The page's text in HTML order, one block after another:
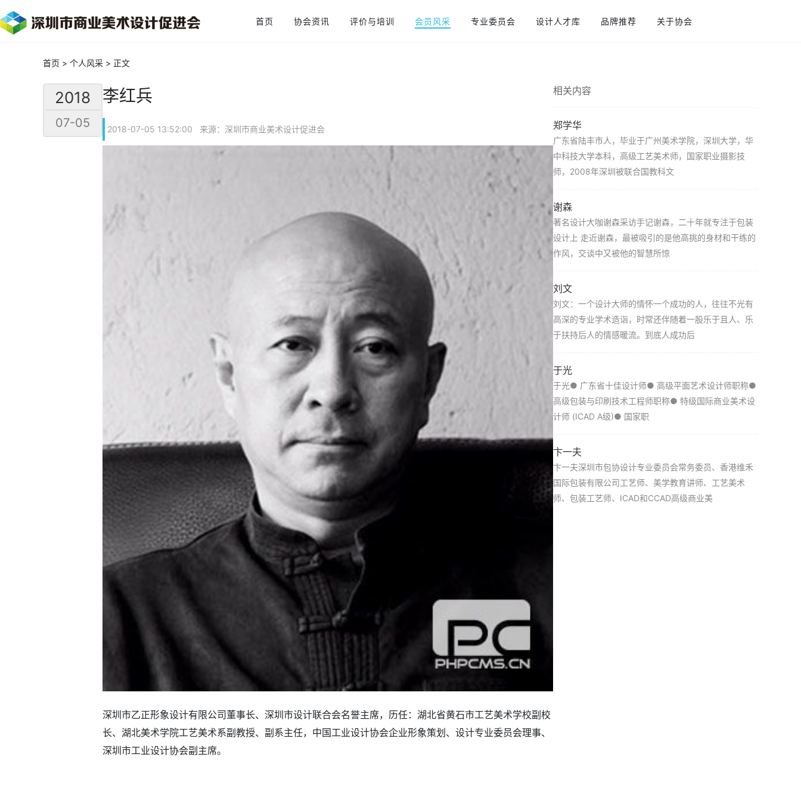
首页 协会资讯 评价与培训 会员风采 专业委员会 设计人才库 品牌推荐 关于协会
首页 > 个人风采 > 正文
2018
07-05
李红兵
2018-07-05 13:52:00 来源：深圳市商业美术设计促进会
深圳市乙正形象设计有限公司董事长、深圳市设计联合会名誉主席，历任：湖北省黄石市工艺美术学校副校
长、湖北美术学院工艺美术系副教授、副系主任，中国工业设计协会企业形象策划、设计专业委员会理事、
深圳市工业设计协会副主席。
相关内容
郑学华
广东省陆丰市人，毕业于广州美术学院，深圳大学，华
中科技大学本科，高级工艺美术师，国家职业摄影技
师，2008年深圳被联合国教科文
谢森
著名设计大咖谢森采访手记谢森，二十年就专注于包装
设计上 走近谢森，最被吸引的是他高挑的身材和干练的
作风，交谈中又被他的智慧所惊
刘文
刘文：一个设计大师的情怀一个成功的人，往往不光有
高深的专业学术造诣，时常还伴随着一股乐于且人、乐
于扶持后人的情感暖流。到底人成功后
于光
于光● 广东省十佳设计师● 高级平面艺术设计师职称●
高级包装与印刷技术工程师职称● 特级国际商业美术设
计师 (ICAD A级)● 国家职
​卞一夫
卞一夫深圳市包协设计专业委员会常务委员、香港维禾
国际包装有限公司工艺师、美学教育讲师、工艺美术
师、包装工艺师、ICAD和CCAD高级商业美